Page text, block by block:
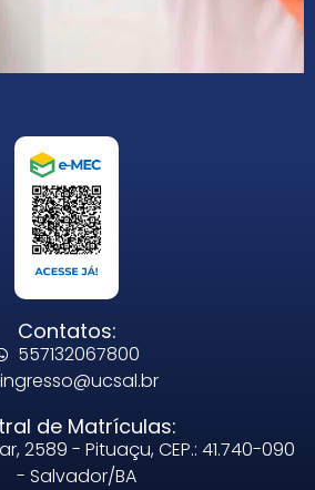
Contatos:
557132067800
ingresso@ucsal.br
de Matrículas:
2589 - Pituaçu, CEP.: 41.740-090
- Salvador/BA